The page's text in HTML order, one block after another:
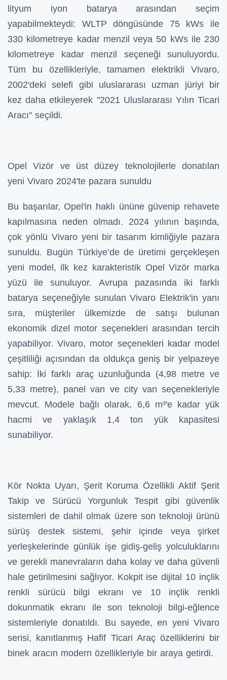
lityum iyon batarya arasından seçim
yapabilmekteydi: WLTP döngüsünde 75 kWs ile
330 kilometreye kadar menzil veya 50 kWs ile 230
kilometreye kadar menzil seçeneği sunuluyordu.
Tüm bu özellikleriyle, tamamen elektrikli Vivaro,
2002'deki selefi gibi uluslararası uzman jüriyi bir
kez daha etkileyerek "2021 Uluslararası Yılın Ticari
Aracı" seçildi.
Opel Vizör ve üst düzey teknolojilerle donatılan
yeni Vivaro 2024'te pazara sunuldu
Bu başarılar, Opel'in haklı ününe güvenip rehavete
kapılmasına neden olmadı. 2024 yılının başında,
çok yönlü Vivaro yeni bir tasarım kimliğiyle pazara
sunuldu. Bugün Türkiye’de de üretimi gerçekleşen
yeni model, ilk kez karakteristik Opel Vizör marka
yüzü ile sunuluyor. Avrupa pazasında iki farklı
batarya seçeneğiyle sunulan Vivaro Elektrik'in yanı
sıra, müşteriler ülkemizde de satışı bulunan
ekonomik dizel motor seçenekleri arasından tercih
yapabiliyor. Vivaro, motor seçenekleri kadar model
çeşitliliği açısından da oldukça geniş bir yelpazeye
sahip: İki farklı araç uzunluğunda (4,98 metre ve
5,33 metre), panel van ve city van seçenekleriyle
mevcut. Modele bağlı olarak, 6,6 m³'e kadar yük
hacmi ve yaklaşık 1,4 ton yük kapasitesi
sunabiliyor.
Kör Nokta Uyarı, Şerit Koruma Özellikli Aktif Şerit
Takip ve Sürücü Yorgunluk Tespit gibi güvenlik
sistemleri de dahil olmak üzere son teknoloji ürünü
sürüş destek sistemi, şehir içinde veya şirket
yerleşkelerinde günlük işe gidiş-geliş yolculuklarını
ve gerekli manevraların daha kolay ve daha güvenli
hale getirilmesini sağlıyor. Kokpit ise dijital 10 inçlik
renkli sürücü bilgi ekranı ve 10 inçlik renkli
dokunmatik ekranı ile son teknoloji bilgi-eğlence
sistemleriyle donatıldı. Bu sayede, en yeni Vivaro
serisi, kanıtlanmış Hafif Ticari Araç özelliklerini bir
binek aracın modern özellikleriyle bir araya getirdi.